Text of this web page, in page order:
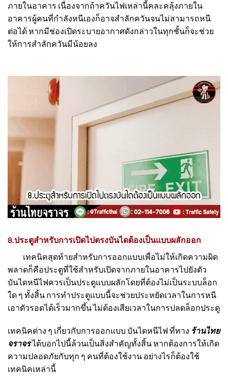
ภายในอาคาร เนื่องจากถ้าควันไฟเหล่านี้คละคลุ้งภายใน
อาคารผู้คนที่กำลังหนีเองก็อาจสำลักควันจนไม่สามารถหนี
ต่อได้ หากมีช่องเปิดระบายอากาศดังกล่าวในทุกชั้นก็จะช่วย
ให้การสำลักควันมีน้อยลง
8.ประตูสำหรับการเปิดไปตรงบันไดต้องเป็นแบบผลักออก
เทคนิคสุดท้ายสำหรับการออกแบบเพื่อไม่ให้เกิดความผิด
พลาดก็คือประตูที่ใช้สำหรับเปิดจากภายในอาคารไปยังตัว
บันไดหนีไฟควรเป็นประตูแบบผลักโดยที่ต้องไม่เป็นระบบล็อก
ใด ๆ ทั้งสิ้น การทำประตูแบบนี้จะช่วยประหยัดเวลาในการหนี
เอาตัวรอดได้เร็วมากขึ้น ไม่ต้องเสียเวลาในการปลดล็อกประตู
เทคนิคต่าง ๆ เกี่ยวกับการออกแบบ บันไดหนีไฟ ที่ทาง ร้านไทย
จราจรได้บอกไปนี้ล้วนเป็นสิ่งสำคัญทั้งสิ้น หากต้องการให้เกิด
ความปลอดภัยกับทุก ๆ คนที่ต้องใช้งาน อย่างไรก็ต้องใช้
เทคนิคเหล่านี้